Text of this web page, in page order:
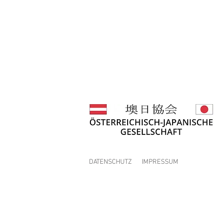
DATENSCHUTZ IMPRESSUM